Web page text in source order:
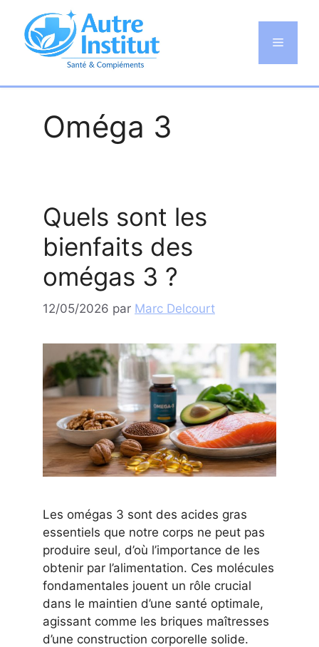
contenu
Menu
Oméga 3
Quels sont les
bienfaits des
omégas 3 ?
12/05/2026 par Marc Delcourt
Les omégas 3 sont des acides gras
essentiels que notre corps ne peut pas
produire seul, d’où l’importance de les
obtenir par l’alimentation. Ces molécules
fondamentales jouent un rôle crucial
dans le maintien d’une santé optimale,
agissant comme les briques maîtresses
d’une construction corporelle solide.